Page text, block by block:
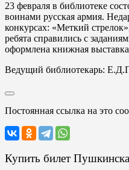
23 февраля в библиотеке
воинами русская армия.
конкурсах: «Меткий
ребята справились с
оформлена книжная
Ведущий библиотекарь:
Постоянная ссылка на это
Купить билет